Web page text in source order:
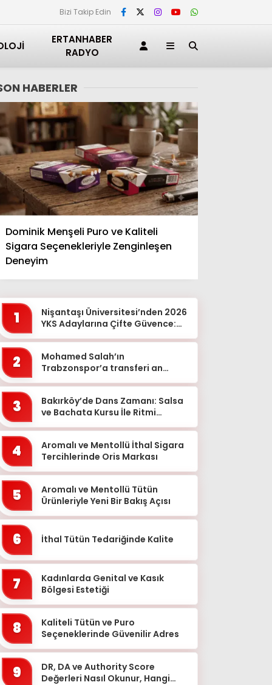
Bizi Takip Edin
ERTANHABER
RADYO
HABERLER
Dominik Menşeli Puro ve Kaliteli
Sigara Seçenekleriyle Zenginleşen
Deneyim
1
Nişantaşı Üniversitesi’nden 2026
YKS Adaylarına Çifte Güvence:
2
Mohamed Salah’ın
Trabzonspor’a transferi an
3
Bakırköy’de Dans Zamanı: Salsa
ve Bachata Kursu İle Ritmi
4
Aromalı ve Mentollü İthal Sigara
Tercihlerinde Oris Markası
5
Aromalı ve Mentollü Tütün
Ürünleriyle Yeni Bir Bakış Açısı
6 İthal Tütün Tedariğinde Kalite
7
Kadınlarda Genital ve Kasık
Bölgesi Estetiği
8
Kaliteli Tütün ve Puro
Seçeneklerinde Güvenilir Adres
9
DR, DA ve Authority Score
Değerleri Nasıl Okunur, Hangi
Adana
Adıyaman
Afyonkarahisar
Ağrı
Aksaray
Amasya
Ankara
Antalya
Ardahan
Artvin
Aydın
Balıkesir
Bartın
Batman
Bayburt
Bilecik
Bingöl
Bitlis
Bolu
Burdur
Bursa
Çanakkale
Çankırı